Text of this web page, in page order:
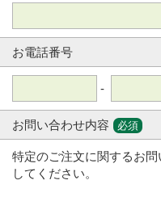
お電話番号
-
お問い合わせ内容 必須
特定のご注文に関するお
してください。